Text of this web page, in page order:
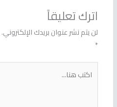
اترك تعليقاً
لن يتم نشر عنوان بريدك الإلكتروني.
*
هنا...